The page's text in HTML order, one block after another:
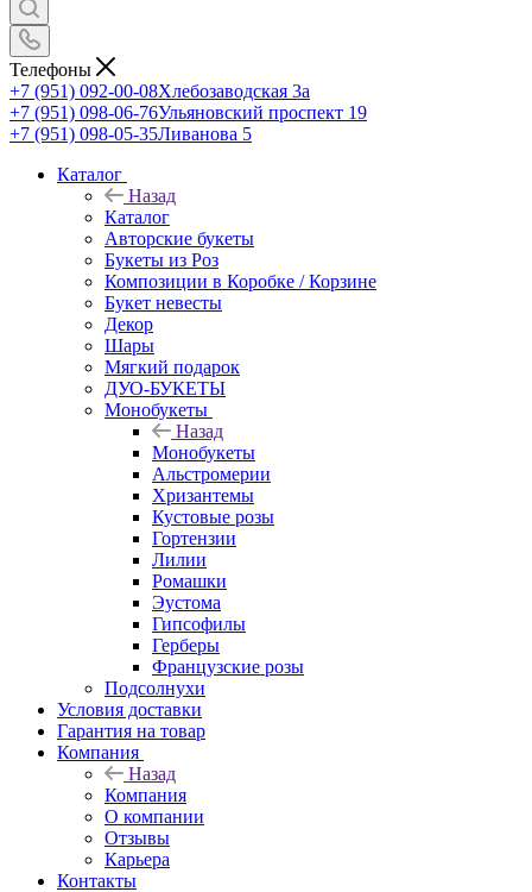
Телефоны
+7 (951) 092-00-08Хлебозаводская 3а
+7 (951) 098-06-76Ульяновский проспект 19
+7 (951) 098-05-35Ливанова 5
Каталог
Назад
Каталог
Авторские букеты
Букеты из Роз
Композиции в Коробке / Корзине
Букет невесты
Декор
Шары
Мягкий подарок
ДУО-БУКЕТЫ
Монобукеты
Назад
Монобукеты
Альстромерии
Хризантемы
Кустовые розы
Гортензии
Лилии
Ромашки
Эустома
Гипсофилы
Герберы
Французские розы
Подсолнухи
Условия доставки
Гарантия на товар
Компания
Назад
Компания
О компании
Отзывы
Карьера
Контакты